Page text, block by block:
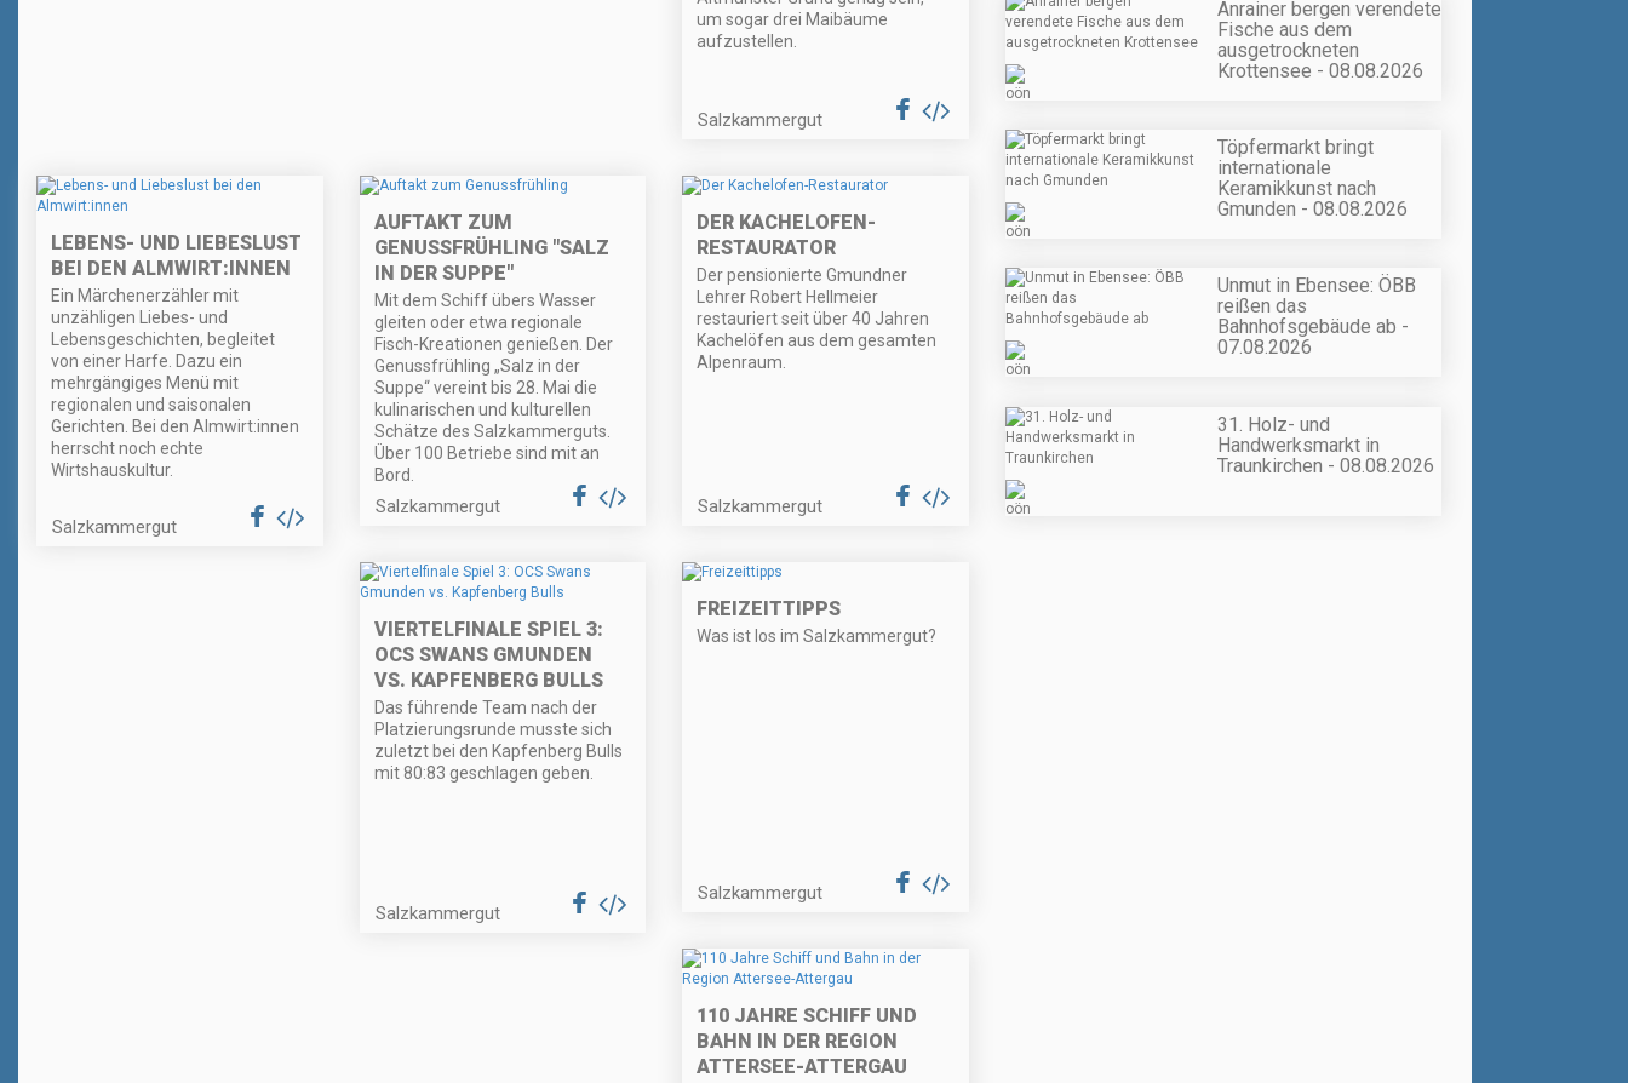
um sogar drei Maibäume
aufzustellen.
Salzkammergut
LEBENS- UND LIEBESLUST
BEI DEN ALMWIRT:INNEN
Ein Märchenerzähler mit
unzähligen Liebes- und
Lebensgeschichten, begleitet
von einer Harfe. Dazu ein
mehrgängiges Menü mit
regionalen und saisonalen
Gerichten. Bei den Almwirt:innen
herrscht noch echte
Wirtshauskultur.
Salzkammergut
AUFTAKT ZUM
GENUSSFRÜHLING "SALZ
IN DER SUPPE"
Mit dem Schiff übers Wasser
gleiten oder etwa regionale
Fisch-Kreationen genießen. Der
Genussfrühling „Salz in der
Suppe“ vereint bis 28. Mai die
kulinarischen und kulturellen
Schätze des Salzkammerguts.
Über 100 Betriebe sind mit an
Bord.
Salzkammergut
DER KACHELOFEN-
RESTAURATOR
Der pensionierte Gmundner
Lehrer Robert Hellmeier
restauriert seit über 40 Jahren
Kachelöfen aus dem gesamten
Alpenraum.
Salzkammergut
VIERTELFINALE SPIEL 3:
OCS SWANS GMUNDEN
VS. KAPFENBERG BULLS
Das führende Team nach der
Platzierungsrunde musste sich
zuletzt bei den Kapfenberg Bulls
mit 80:83 geschlagen geben.
Salzkammergut
FREIZEITTIPPS
Was ist los im Salzkammergut?
Salzkammergut
110 JAHRE SCHIFF UND
BAHN IN DER REGION
ATTERSEE-ATTERGAU
Anrainer bergen verendete
Fische aus dem
ausgetrockneten
Krottensee - 08.08.2026
Töpfermarkt bringt
internationale
Keramikkunst nach
Gmunden - 08.08.2026
Unmut in Ebensee: ÖBB
reißen das
Bahnhofsgebäude ab -
07.08.2026
31. Holz- und
Handwerksmarkt in
Traunkirchen - 08.08.2026